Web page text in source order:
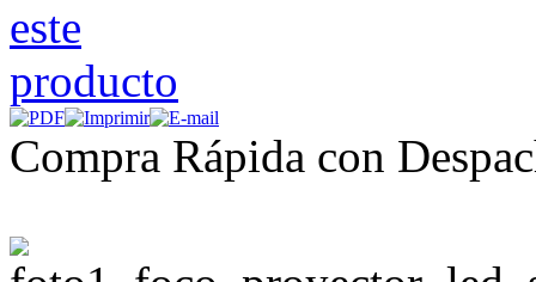
Compra Rápida con